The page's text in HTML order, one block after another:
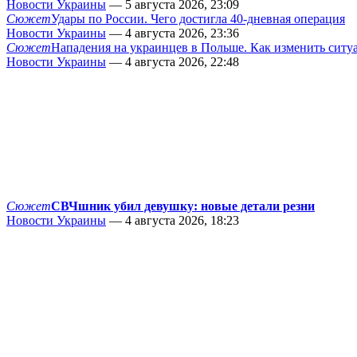
Новости Украины — 5 августа 2026, 23:09
СюжетУдары по России. Чего достигла 40-дневная операция
Новости Украины — 4 августа 2026, 23:36
СюжетНападения на украинцев в Польше. Как изменить
Новости Украины — 4 августа 2026, 22:48
СюжетСВЧшник убил девушку: новые детали резни
Новости Украины — 4 августа 2026, 18:23